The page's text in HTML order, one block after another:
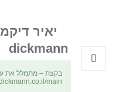
dickmann
בקצת – מתמלל את
main